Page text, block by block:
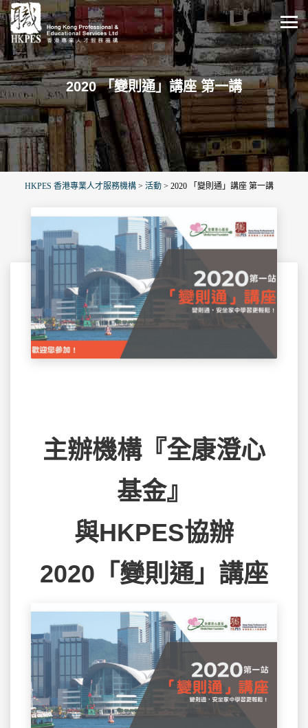
2020 「變則通」講座 第一講
HKPES 香港專業人才服務機構 > 活動 > 2020 「變則通」講座 第一講
主辦機構『全康澄心
基金』
與HKPES協辦
2020「變則通」講座